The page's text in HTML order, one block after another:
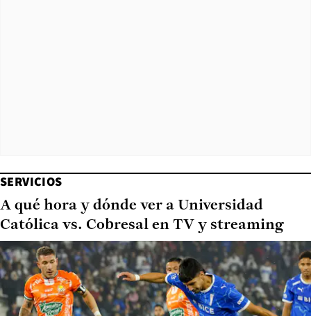
SERVICIOS
A qué hora y dónde ver a Universidad
Católica vs. Cobresal en TV y streaming